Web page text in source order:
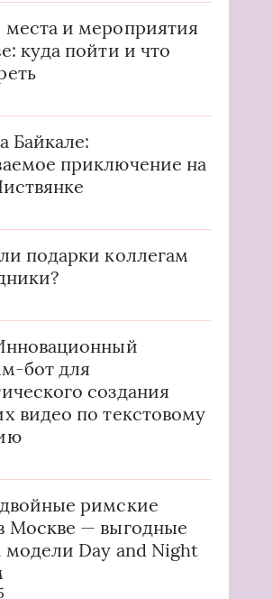
и мероприятия
куда пойти и что
Байкале:
приключение на
подарки коллегам
бот для
создания
видео по текстовому
римские
Москве — выгодные
модели Day and Night